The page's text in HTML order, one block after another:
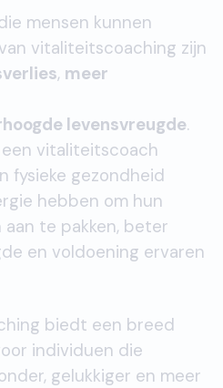
mensen kunnen
vitaliteitscoaching zijn
, meer
levensvreugde.
vitaliteitscoach
fysieke gezondheid
hebben om hun
te pakken, beter
en voldoening ervaren
biedt een breed
individuen die
gelukkiger en meer